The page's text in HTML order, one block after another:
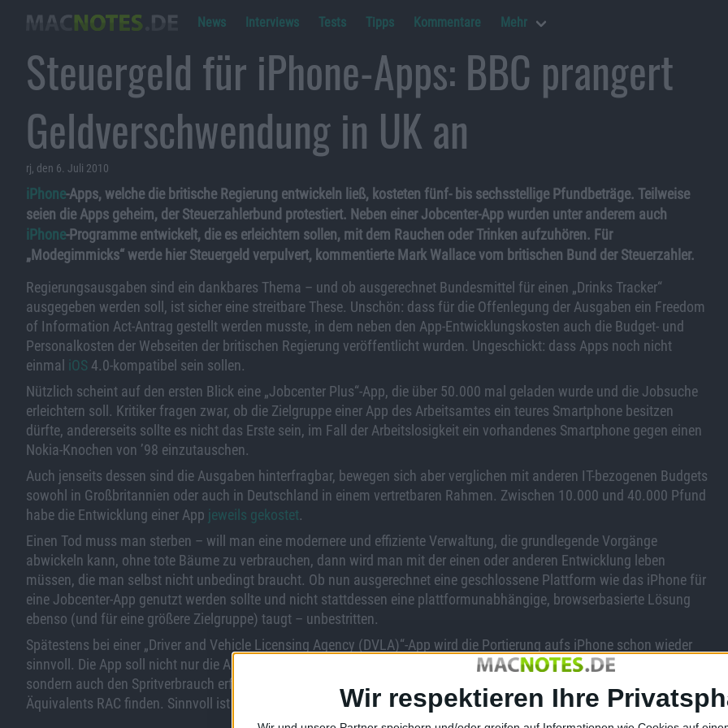
Wir respektieren Ihre
News Interviews Tests Tipps Kommentare Mehr
Steuergeld für iPhone-Apps: BBC prangert
Geldverschwendung in UK an
rj, den 6. Juli 2010
iPhone-Apps, welche die britische Regierung entwickeln ließ, kosteten fünf- bis sechsstellige Pfundbeträge. Teilweise
seien die Apps geheim, der Steuerzahlerbund protestiert. Neben einer Jobcenter-App wurden unter anderem auch
iPhone-Programme entwickelt, die es erleichtern sollen, mit dem Rauchen oder Trinken aufzuhören. Für
„Modegimmicks“ werde hier Steuergeld verpulvert, kommentierte Mark Wallace vom britischen Bund der Steuerzahler.
Regierungsausgaben sind ein dankbares Thema – und ob ausgerechnet Bundesmittel für einen „Drinks Tracker“
ausgegeben werden soll, ist sicher eine streitbare These. Unschön: dass für die Offenlegung der Ausgaben ein Freedom
of Information Act-Antrag gestellt werden musste, in dem neben den App-Entwicklungskosten auch die Budget- und
Personalkosten der Webseiten der britischen Regierung veröffentlicht wurden. Ungeschickt: dass Apps noch nicht
einmal iOS 4.0-kompatibel sein sollen.
Nützlich scheint auf den ersten Blick eine „Jobcenter Plus“-App, die über 50.000 mal geladen wurde und die Jobsuche
erleichtern soll. Kritiker fragen zwar, ob die Zielgruppe einer App des Arbeitsamtes ein teures Smartphone besitzen
dürfte, andererseits sollte es nicht das Erste sein, im Fall der Arbeitslosigkeit ein vorhandenes Smartphone gegen einen
Nokia-Knochen von ’98 einzutauschen.
Auch jenseits dessen sind die Ausgaben hinterfragbar, bewegen sich aber verglichen mit anderen IT-bezogenen Budgets
sowohl in Großbritannien oder auch in Deutschland in einem vertretbaren Rahmen. Zwischen 10.000 und 40.000 Pfund
habe die Entwicklung einer App jeweils gekostet.
Einen Tod muss man sterben – will man eine modernere und effiziente Verwaltung, die grundlegende Vorgänge
abwickeln kann, ohne tote Bäume zu verbrauchen, dann wird man mit der einen oder anderen Entwicklung leben
müssen, die man selbst nicht unbedingt braucht. Ob nun ausgerechnet eine geschlossene Plattform wie das iPhone für
eine Jobcenter-App genutzt werden sollte und nicht stattdessen eine plattformunabhängige, browserbasierte Lösung
ebenso (und für eine größere Zielgruppe) taugt – unbestritten.
Spätestens bei einer „Driver and Vehicle Licensing Agency (DVLA)“-App wird die Portierung aufs iPhone schon wieder
sinnvoll. Die App soll nicht nur die An-, Um- und Abmeldung von KFZ und die Abwicklung der KFZ-Steuer ermöglichen,
sondern auch den Spritverbrauch erfassen helfen und im Notfall die nächstgelegenen Helfer des britischen ADAC-
Äquivalents RAC finden. Sinnvoll ist die iPhone-Lösung allemal, um eine solche App auch mobil dabei zu haben.